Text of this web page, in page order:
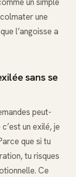
un simple
une
l’angoisse a
sans se
peut-
un exilé, je
que si tu
tu risques
Ce